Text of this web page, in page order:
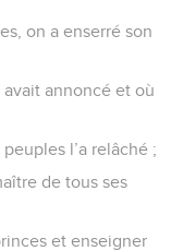
on a enserré son
avait annoncé et où
l’a relâché ;
de tous ses
et enseigner